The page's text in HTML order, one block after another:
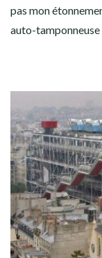
pas mon
auto-tamponneuse